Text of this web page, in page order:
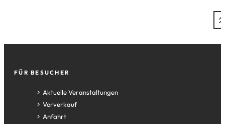
Fußzeile
FÜR BESUCHER
Aktuelle Veranstaltungen
Vorverkauf
Anfahrt